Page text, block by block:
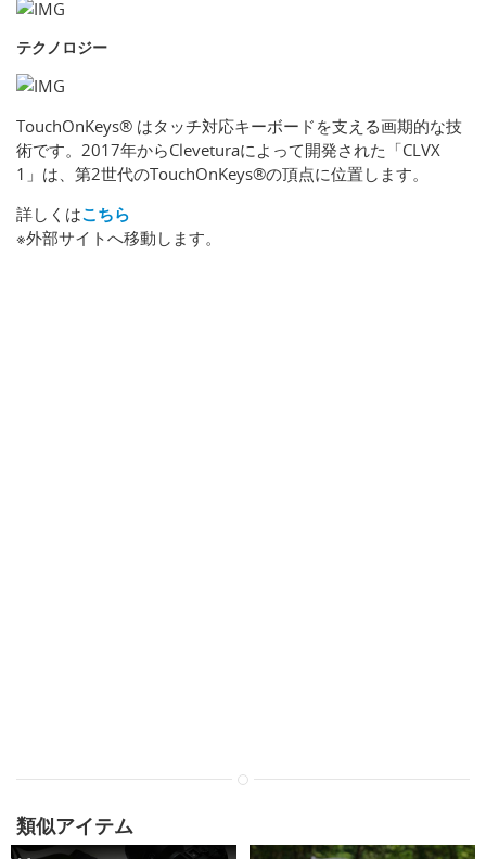
テクノロジー
TouchOnKeys® はタッチ対応キーボードを支える画期的な技
術です。2017年からCleveturaによって開発された「CLVX
1」は、第2世代のTouchOnKeys®の頂点に位置します。
詳しくはこちら
※外部サイトへ移動します。
類似アイテム